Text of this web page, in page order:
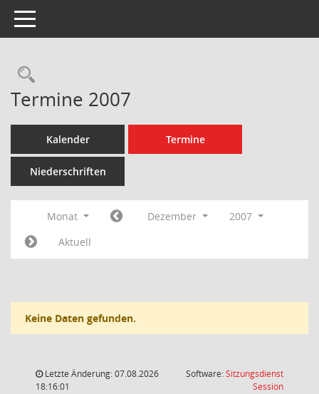
Toggle navigation
Rechercheauswahl
Termine 2007
Kalender Termine
Niederschriften
Monat Dezember
2007
Aktuell
Keine Daten gefunden.
Letzte Änderung: 07.08.2026
18:16:01
Software:Sitzungsdienst
Session(Wird in